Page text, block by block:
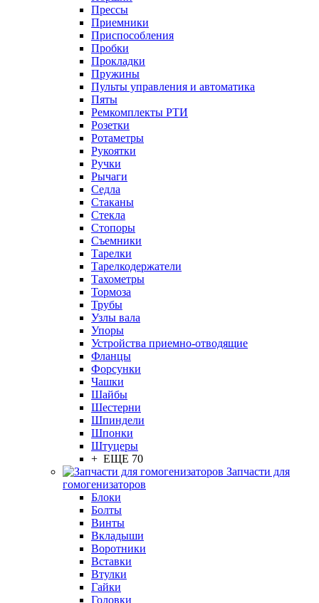
Прессы
Приемники
Приспособления
Пробки
Прокладки
Пружины
Пульты управления и автоматика
Пяты
Ремкомплекты РТИ
Розетки
Ротаметры
Рукоятки
Ручки
Рычаги
Седла
Стаканы
Стекла
Стопоры
Съемники
Тарелки
Тарелкодержатели
Тахометры
Тормоза
Трубы
Узлы вала
Упоры
Устройства приемно-отводящие
Фланцы
Форсунки
Чашки
Шайбы
Шестерни
Шпиндели
Шпонки
Штуцеры
+ ЕЩЕ 70
Запчасти для
гомогенизаторов
Блоки
Болты
Винты
Вкладыши
Воротники
Вставки
Втулки
Гайки
Головки